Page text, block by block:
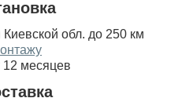
обл. до 250 км
12 месяцев